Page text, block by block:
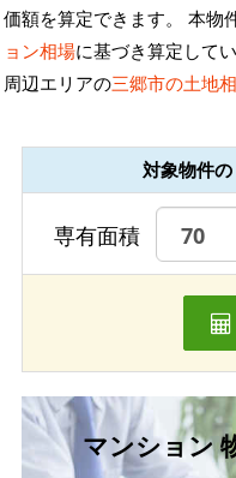
価額を算定できます。 本物
ョン相場に基づき算定して
周辺エリアの三郷市の土地
対象物件
専有面積
マンション